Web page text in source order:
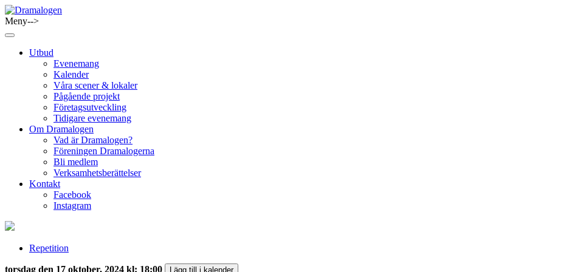
Skip
to
content
Meny-->
Utbud
Evenemang
Kalender
Våra scener & lokaler
Pågående projekt
Företagsutveckling
Tidigare evenemang
Om Dramalogen
Vad är Dramalogen?
Föreningen Dramalogerna
Bli medlem
Verksamhetsberättelser
Kontakt
Facebook
Instagram
Repetition
torsdag den 17 oktober, 2024 kl: 18:00 Lägg till i kalender